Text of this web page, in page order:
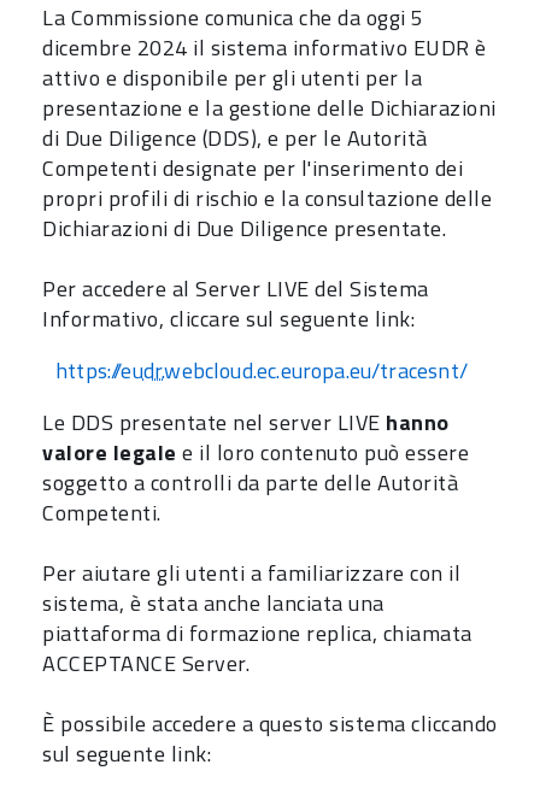
La Commissione comunica che da oggi 5
dicembre 2024 il sistema informativo EUDR è
attivo e disponibile per gli utenti per la
presentazione e la gestione delle Dichiarazioni
di Due Diligence (DDS), e per le Autorità
Competenti designate per l'inserimento dei
propri profili di rischio e la consultazione delle
Dichiarazioni di Due Diligence presentate.
Per accedere al Server LIVE del Sistema
Informativo, cliccare sul seguente link:
https://eudr.webcloud.ec.europa.eu/tracesnt/
Le DDS presentate nel server LIVE hanno
valore legale e il loro contenuto può essere
soggetto a controlli da parte delle Autorità
Competenti.
Per aiutare gli utenti a familiarizzare con il
sistema, è stata anche lanciata una
piattaforma di formazione replica, chiamata
ACCEPTANCE Server.
È possibile accedere a questo sistema cliccando
sul seguente link: